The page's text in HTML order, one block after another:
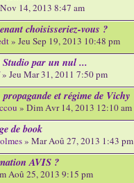
14, 2013 8:47 am
choisisseriez-vous ?
» Jeu Sep 19, 2013 10:48 pm
Studio par un nul ...
» Jeu Mar 31, 2011 7:50 pm
et régime de Vichy
» Dim Avr 14, 2013 12:10 am
de book
» Mar Aoû 27, 2013 1:43 pm
AVIS ?
Aoû 25, 2013 9:15 pm